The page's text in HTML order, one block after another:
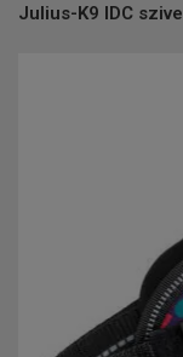
Julius-K9 IDC